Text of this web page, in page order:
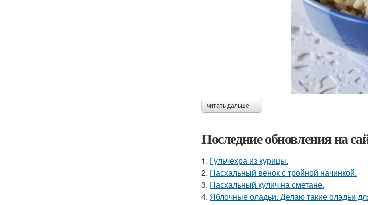
читать дальше →
Последние обновления на
1. Гульчехра из курицы.
2. Пасхальный венок с тройной начинкой.
3. Пасхальный кулич на сметане.
4. Яблочные оладьи. Делаю такие оладьи